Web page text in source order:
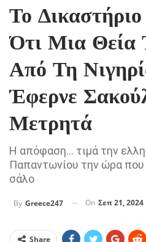
Το
Ότι Μια Θεία
Από Τη
Έφερνε
Μετρητά
Η απόφαση... τιμά την
Παπαντωνίου την ώρα που
σάλο
By Greece247 On Σεπ 21, 2024
Share